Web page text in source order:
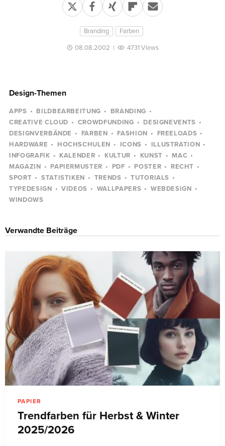
Branding Farben
08.08.2002 | 4731 Views
Design-Themen
APPS BILDBEARBEITUNG
BRANDING
CREATIVE CLOUD
CROWDFUNDING
DESIGNEVENTS
DESIGNVERBÄNDE
FARBEN FASHION
FREELOADS
HARDWARE
HOCHSCHULEN ICONS
ILLUSTRATION
INFOGRAFIK
KALENDER KULTUR KUNST
MAC
MAGAZIN
PAPIERMUSTER PDF POSTER
RECHT
SPORT
STATISTIKEN TRENDS
TUTORIALS
TYPEDESIGN
VIDEOS WALLPAPERS
WEBDESIGN
WINDOWS
Verwandte Beiträge
PAPIER
Trendfarben für Herbst & Winter
2025/2026